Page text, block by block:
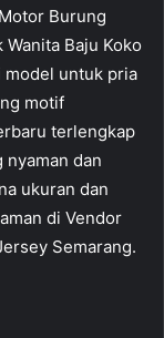
Burung
Baju Koko
model untuk pria
motif
terlengkap
nyaman dan
ukuran dan
di Vendor
Semarang.